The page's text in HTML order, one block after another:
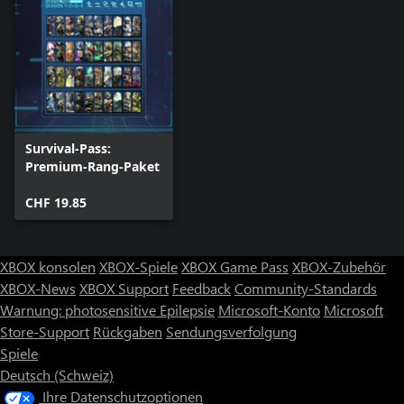
Survival-Pass:
Premium-Rang-Paket
CHF 19.85
XBOX konsolen XBOX-SpieleXBOX Game Pass XBOX-Zubehör
XBOX-News XBOX Support FeedbackCommunity-Standards
Warnung: photosensitive Epilepsie Microsoft-Konto Microsoft
Store-Support Rückgaben Sendungsverfolgung
Spiele
Deutsch (Schweiz)
Ihre Datenschutzoptionen